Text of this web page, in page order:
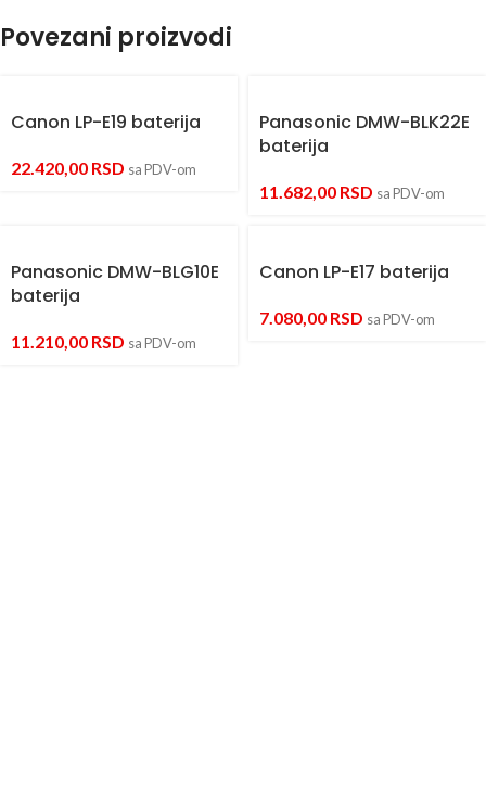
Povezani proizvodi
Canon LP-E19 baterija
22.420,00 RSD sa PDV-om
Panasonic DMW-BLK22E
baterija
11.682,00 RSD sa PDV-om
Panasonic DMW-BLG10E
baterija
11.210,00 RSD sa PDV-om
Canon LP-E17 baterija
7.080,00 RSD sa PDV-om